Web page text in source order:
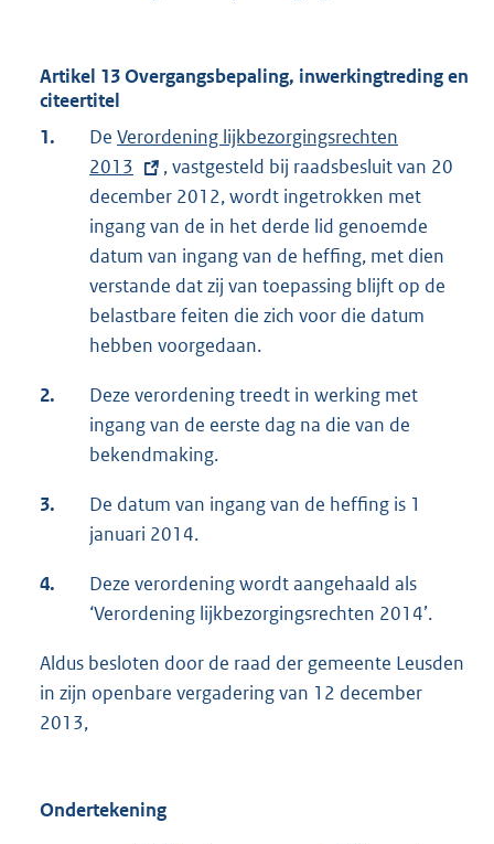
Artikel 13 Overgangsbepaling, inwerkingtreding en
citeertitel
1.
De E
x
t
e
r
n
e
l
n
k
:
Verordening lijkbezorgingsrechten
2013
, vastgesteld bij raadsbesluit van 20
december 2012, wordt ingetrokken met
ingang van de in het derde lid genoemde
datum van ingang van de heffing, met dien
verstande dat zij van toepassing blijft op de
belastbare feiten die zich voor die datum
hebben voorgedaan.
2.
Deze verordening treedt in werking met
ingang van de eerste dag na die van de
bekendmaking.
3.
De datum van ingang van de heffing is 1
januari 2014.
4.
Deze verordening wordt aangehaald als
‘Verordening lijkbezorgingsrechten 2014’.
Aldus besloten door de raad der gemeente Leusden
in zijn openbare vergadering van 12 december
2013,
Ondertekening